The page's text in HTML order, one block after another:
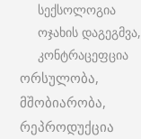
სექსოლოგია
ოჯახის დაგეგმვა,
კონტრაცეფცია
ორსულობა,
მშობიარობა,
რეპროდუქცია